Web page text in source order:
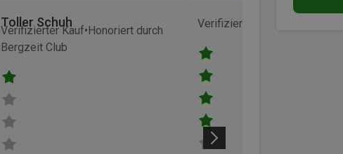
Verifizierter Kauf Honoriert durch
Bergzeit Club
Toller Schuh Verifizierter Kauf